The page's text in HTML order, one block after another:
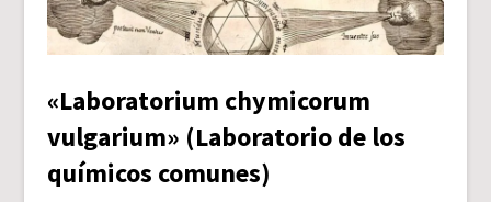
«Laboratorium chymicorum
vulgarium» (Laboratorio de los
químicos comunes)